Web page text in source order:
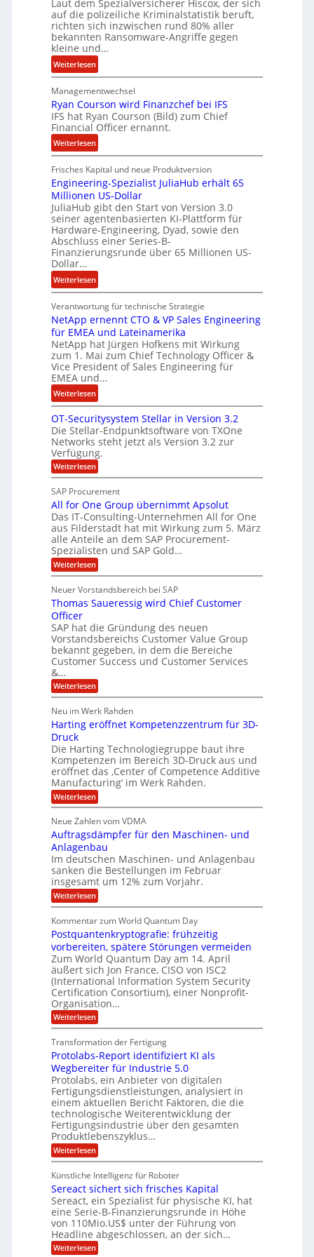
u
r
a
r
b
e
i
t
e
n
z
u
s
a
m
m
e
n
Laut dem Spezialversicherer Hiscox, der sich
auf die polizeiliche Kriminalstatistik beruft,
richten sich inzwischen rund 80% aller
bekannten Ransomware-Angriffe gegen
kleine und…
Weiterlesen:
L
ö
s
e
g
e
l
d
z
a
h
l
e
n
t
k
e
n
e
L
ö
s
u
n
g
Managementwechsel
Ryan Courson wird Finanzchef bei IFS
IFS hat Ryan Courson (Bild) zum Chief
Financial Officer ernannt.
Weiterlesen:
R
y
a
n
C
o
u
r
o
n
i
r
d
F
i
n
a
n
z
c
h
e
f
b
e
i
I
F
S
Frisches Kapital und neue Produktversion
Engineering-Spezialist JuliaHub erhält 65
Millionen US-Dollar
JuliaHub gibt den Start von Version 3.0
seiner agentenbasierten KI-Plattform für
Hardware-Engineering, Dyad, sowie den
Abschluss einer Series-B-
Finanzierungsrunde über 65 Millionen US-
Dollar…
Weiterlesen:
E
n
g
n
e
e
r
i
g
-
S
p
e
z
i
a
l
i
s
t
u
i
a
H
u
b
e
ä
l
t
6
5
M
i
l
l
i
o
n
e
n
U
S
-
D
o
l
l
a
r
Verantwortung für technische Strategie
NetApp ernennt CTO & VP Sales Engineering
für EMEA und Lateinamerika
NetApp hat Jürgen Hofkens mit Wirkung
zum 1. Mai zum Chief Technology Officer &
Vice President of Sales Engineering für
EMEA und…
Weiterlesen:
N
e
t
A
p
p
n
e
n
n
t
C
T
O
V
P
S
l
e
s
E
g
i
n
e
e
r
i
n
g
f
ü
r
M
E
A
u
n
d
L
a
t
e
i
n
a
m
e
r
i
k
a
OT-Securitysystem Stellar in Version 3.2
Die Stellar-Endpunktsoftware von TXOne
Networks steht jetzt als Version 3.2 zur
Verfügung.
Weiterlesen:
O
-
S
e
c
u
r
i
t
y
y
s
e
m
S
t
e
l
a
r
i
n
V
r
s
i
o
n
3
.
2
SAP Procurement
All for One Group übernimmt Apsolut
Das IT-Consulting-Unternehmen All for One
aus Filderstadt hat mit Wirkung zum 5. März
alle Anteile an dem SAP Procurement-
Spezialisten und SAP Gold…
Weiterlesen:
A
l
f
r
O
n
e
G
o
u
p
ü
b
e
n
i
m
m
t
A
p
s
o
l
u
t
Neuer Vorstandsbereich bei SAP
Thomas Saueressig wird Chief Customer
Officer
SAP hat die Gründung des neuen
Vorstandsbereichs Customer Value Group
bekannt gegeben, in dem die Bereiche
Customer Success und Customer Services
&…
Weiterlesen:
T
o
m
S
a
u
e
r
e
s
i
w
i
r
d
C
h
i
e
f
C
u
s
t
o
m
e
r
O
ff
i
c
e
r
Neu im Werk Rahden
Harting eröffnet Kompetenzzentrum für 3D-
Druck
Die Harting Technologiegruppe baut ihre
Kompetenzen im Bereich 3D-Druck aus und
eröffnet das ‚Center of Competence Additive
Manufacturing‘ im Werk Rahden.
Weiterlesen:
H
r
t
i
n
g
e
r
ö
f
n
e
t
K
o
m
p
e
t
e
n
z
z
e
n
t
r
u
m
f
ü
r
3
D
-
r
u
c
k
Neue Zahlen vom VDMA
Auftragsdämpfer für den Maschinen- und
Anlagenbau
Im deutschen Maschinen- und Anlagenbau
sanken die Bestellungen im Februar
insgesamt um 12% zum Vorjahr.
Weiterlesen:
A
f
t
r
a
g
s
d
ä
m
p
f
e
r
ü
r
d
e
n
M
a
s
c
h
i
e
n
-
u
n
d
A
n
Kommentar zum World Quantum Day
Postquantenkryptografie: frühzeitig
vorbereiten, spätere Störungen vermeiden
Zum World Quantum Day am 14. April
äußert sich Jon France, CISO von ISC2
(International Information System Security
Certification Consortium), einer Nonprofit-
Organisation…
Weiterlesen:
P
s
t
q
u
a
n
t
e
n
k
r
y
p
t
o
g
r
a
f
i
e
:
Transformation der Fertigung
Protolabs-Report identifiziert KI als
Wegbereiter für Industrie 5.0
Protolabs, ein Anbieter von digitalen
Fertigungsdienstleistungen, analysiert in
einem aktuellen Bericht Faktoren, die die
technologische Weiterentwicklung der
Fertigungsindustrie über den gesamten
Produktlebenszyklus…
Weiterlesen:
P
o
t
o
l
a
b
s
-
Künstliche Intelligenz für Roboter
Sereact sichert sich frisches Kapital
Sereact, ein Spezialist für physische KI, hat
eine Serie-B-Finanzierungsrunde in Höhe
von 110Mio.US$ unter der Führung von
Headline abgeschlossen, an der sich…
Weiterlesen: